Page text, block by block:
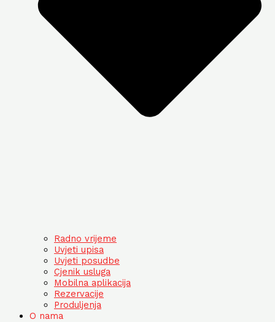
Radno vrijeme
Uvjeti upisa
Uvjeti posudbe
Cjenik usluga
Mobilna aplikacija
Rezervacije
Produljenja
O nama